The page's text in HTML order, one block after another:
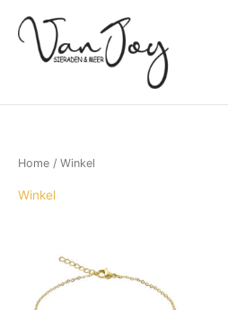
naar
Home / Winkel
Winkel